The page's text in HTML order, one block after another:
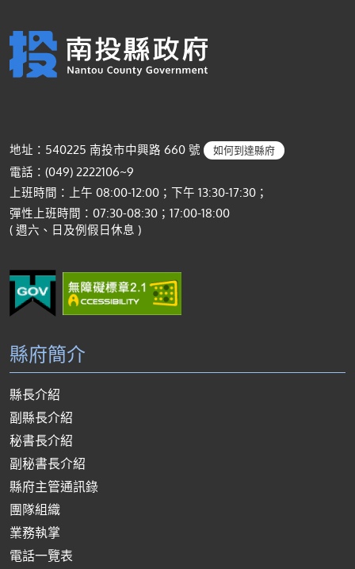
地址：540225 南投市中興路 660 號 如何到達縣府
電話：(049) 2222106~9
上班時間：上午 08:00-12:00；下午 13:30-17:30；
彈性上班時間：07:30-08:30；17:00-18:00
( 週六、日及例假日休息 )
縣府簡介
縣長介紹
副縣長介紹
秘書長介紹
副秘書長介紹
縣府主管通訊錄
團隊組織
業務執掌
電話一覽表